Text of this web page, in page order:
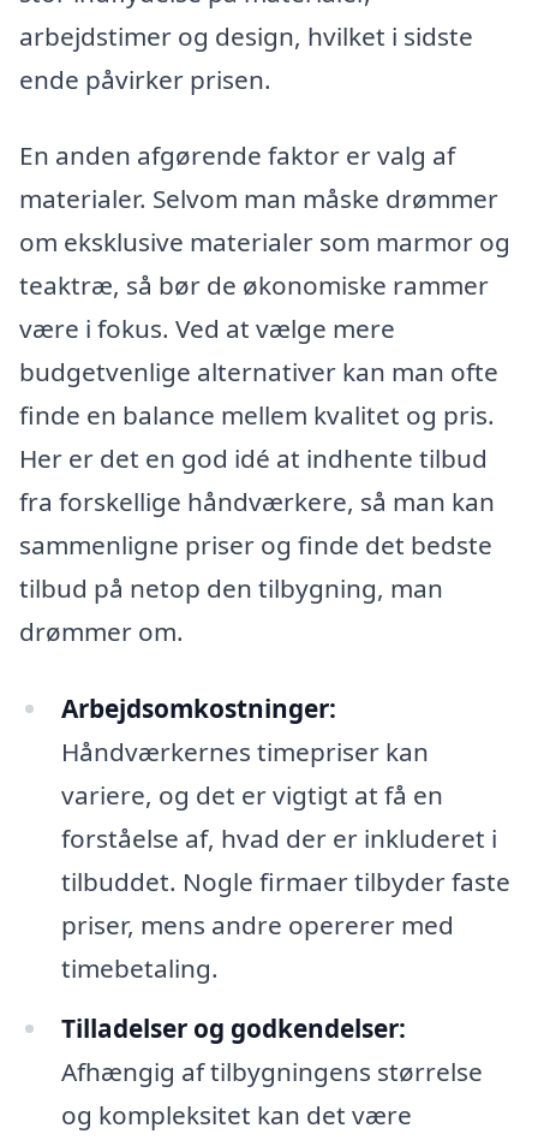
arbejdstimer og design, hvilket i sidste
ende påvirker prisen.
En anden afgørende faktor er valg af
materialer. Selvom man måske drømmer
om eksklusive materialer som marmor og
teaktræ, så bør de økonomiske rammer
være i fokus. Ved at vælge mere
budgetvenlige alternativer kan man ofte
finde en balance mellem kvalitet og pris.
Her er det en god idé at indhente tilbud
fra forskellige håndværkere, så man kan
sammenligne priser og finde det bedste
tilbud på netop den tilbygning, man
drømmer om.
Arbejdsomkostninger:
Håndværkernes timepriser kan
variere, og det er vigtigt at få en
forståelse af, hvad der er inkluderet i
tilbuddet. Nogle firmaer tilbyder faste
priser, mens andre opererer med
timebetaling.
Tilladelser og godkendelser:
Afhængig af tilbygningens størrelse
og kompleksitet kan det være